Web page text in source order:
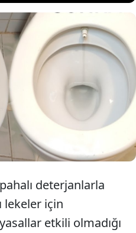
klozeti ilk günkü gibi yapıyor!
sayesinde hem klozetiniz
hem mikroplardan
deterjanlarla
lekeler için
etkili olmadığı